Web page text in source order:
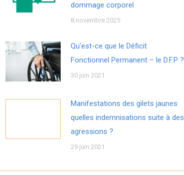
dommage corporel
8 novembre 2025
Qu’est-ce que le Déficit
Fonctionnel Permanent – le D.F.P ?
30 juin 2021
Manifestations des gilets jaunes
quelles indemnisations suite à des
agressions ?
29 juin 2021